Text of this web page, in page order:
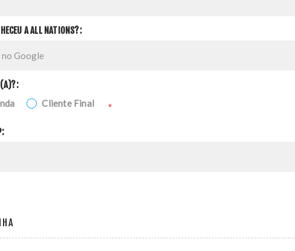
A ALL NATIONS?:
Cliente Final *